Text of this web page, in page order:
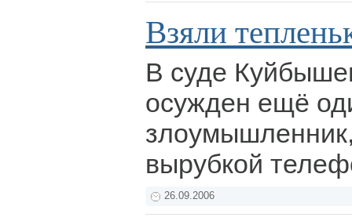
Взяли
В суде
осужден ещё
вырубкой
26.09.2006